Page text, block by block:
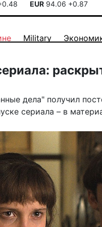
EUR 94.06 +0.87
Military
дела" получил
сериала – в